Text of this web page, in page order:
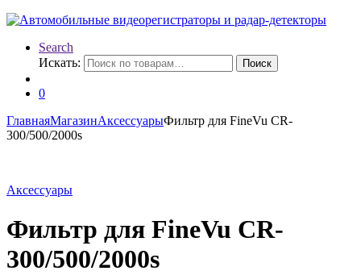
Search
Искать:
Поиск
0
ГлавнаяМагазинАксессуарыФильтр для FineVu CR-
300/500/2000s
Аксессуары
Фильтр для FineVu CR-
300/500/2000s